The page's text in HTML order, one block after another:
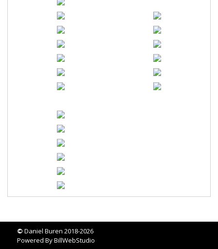
© Daniel Buren 2018-2026
Powered ByBillWebStudio